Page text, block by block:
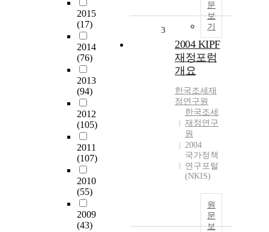
2015
(17)
2014
(76)
2013
(94)
2012
(105)
2011
(107)
2010
(55)
2009
(43)
문
보
기
3
2004 KIPF
재정포럼
개요
한국조세재
정연구원
한국조세
재정연구
원
2004
국가정책
연구포털
(NKIS)
원
문
보